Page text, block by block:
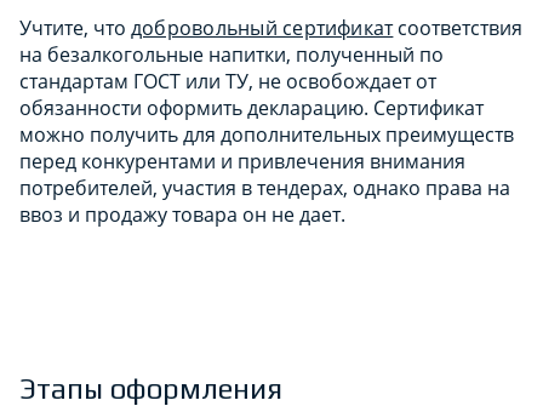
Учтите, что добровольный сертификатсоответствия
на безалкогольные напитки, полученный по
стандартам ГОСТ или ТУ, не освобождает от
обязанности оформить декларацию. Сертификат
можно получить для дополнительных преимуществ
перед конкурентами и привлечения внимания
потребителей, участия в тендерах, однако права на
ввоз и продажу товара он не дает.
Этапы оформления